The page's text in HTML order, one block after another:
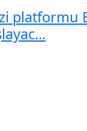
platformu